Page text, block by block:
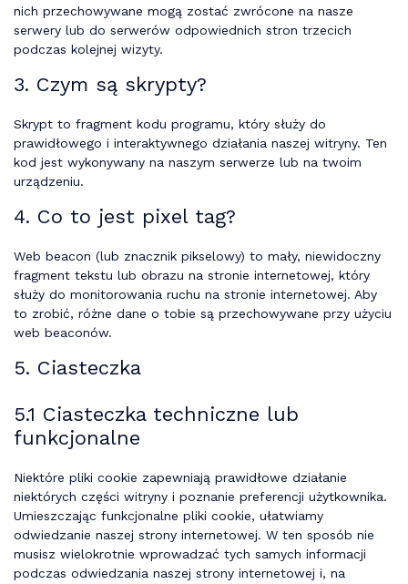
nich przechowywane mogą zostać zwrócone na nasze
serwery lub do serwerów odpowiednich stron trzecich
podczas kolejnej wizyty.
3. Czym są skrypty?
Skrypt to fragment kodu programu, który służy do
prawidłowego i interaktywnego działania naszej witryny. Ten
kod jest wykonywany na naszym serwerze lub na twoim
urządzeniu.
4. Co to jest pixel tag?
Web beacon (lub znacznik pikselowy) to mały, niewidoczny
fragment tekstu lub obrazu na stronie internetowej, który
służy do monitorowania ruchu na stronie internetowej. Aby
to zrobić, różne dane o tobie są przechowywane przy użyciu
web beaconów.
5. Ciasteczka
5.1 Ciasteczka techniczne lub
funkcjonalne
Niektóre pliki cookie zapewniają prawidłowe działanie
niektórych części witryny i poznanie preferencji użytkownika.
Umieszczając funkcjonalne pliki cookie, ułatwiamy
odwiedzanie naszej strony internetowej. W ten sposób nie
musisz wielokrotnie wprowadzać tych samych informacji
podczas odwiedzania naszej strony internetowej i, na